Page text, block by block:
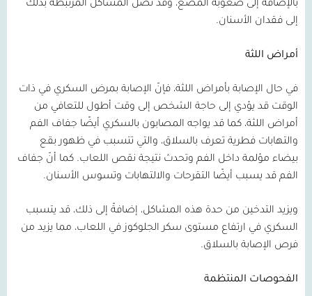
بالإضافة إلى صعوبة المضغ، وقد تصل المشاكل المرتبطة بذلك
إلى فقدان الأسنان.
أمراض اللثة
في حال الإصابة بأمراض اللثة، فإنّ الإصابة بمرض السكري في ذات
الوقت قد يؤدي إلى حاجة الشخص إلى وقت أطول للتعافي من
أمراض اللثة، كما قد يواجه المصابون بالسكري أيضًا جفاف الفم
والتهابات فطرية تعرف بالسلاق، والتي تتسبب في ظهور بقع
بيضاء مؤلمة داخل الفم وتحدث نتيجة نقص اللعاب. كما أنّ جفاف
الفم قد يسبب أيضًا التقرحات والالتهابات وتسوس الأسنان.
ويزيد التدخين من حدة هذه المشاكل، إضافةً إلى ذلك، قد يتسبب
السكري في ارتفاع مستوى سكر الجلوكوز في اللعاب، مما يزيد من
فرص الإصابة بالسلاق.
الفحوصات المنتظمة